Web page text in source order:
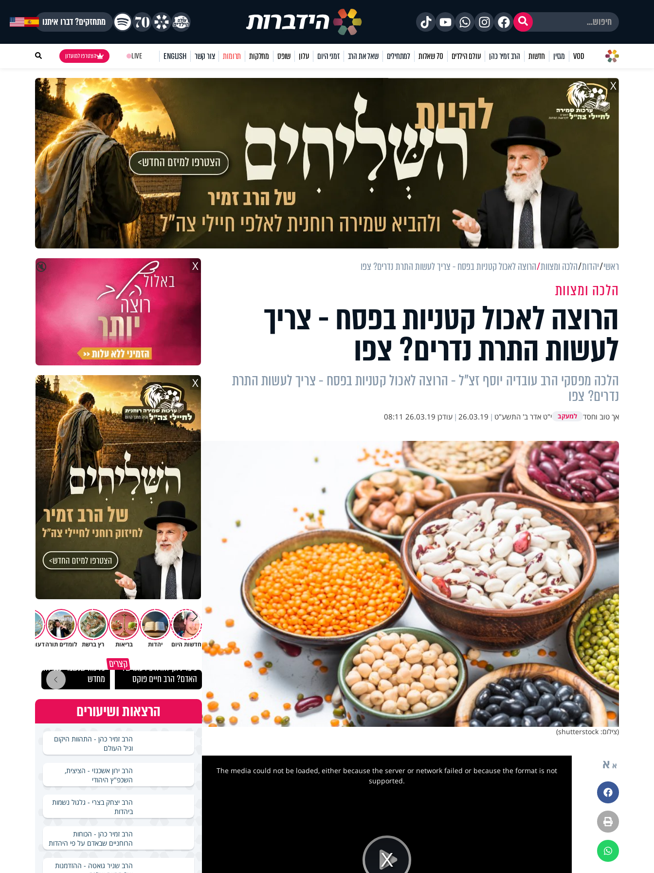
מתחזקים? דברו איתנו
VOD מגזין חדשות הרב זמיר כהן עולם הילדים 70 שאלות למתחילים שאל את הרב זמני היום עלון שופס מחלקות תרומות צור קשר ENGLISH
LIVE הצטרפו למועדון
X
ראשי יהדות הלכה ומצוות הרוצה לאכול קטניות בפסח - צריך לעשות התרת נדרים? צפו
הלכה ומצוות
הרוצה לאכול קטניות בפסח - צריך
לעשות התרת נדרים? צפו
הלכה מפסקי הרב עובדיה יוסף זצ"ל - הרוצה לאכול קטניות בפסח - צריך לעשות התרת
נדרים? צפו
אך טוב וחסד למעקב י"ט אדר ב' התשע"ט |
26.03.19
| עודכן 26.03.19 08:11
(צילום: shutterstock)
א א
פייסבוק
הדפסה
ווטסאפ
The media could not be loaded, either because the server or network failed or because the format is not
supported.
🔇 X
X
חדשות היום יהדות בריאות רץ ברשת לומדים תורהדעות וטורים
קצריםכיצד ניתן להרחיב דעתו של
האדם? הרב חיים פוקס
כל מה שנשבר יכול להיבנות
מחדש
הרצאות ושיעורים
הרב זמיר כהן - התהוות היקום
וגיל העולם
הרב ירון אשכנזי - הציצית,
השכפ"ץ היהודי
הרב יצחק בצרי - גלגול נשמות
ביהדות
הרב זמיר כהן - הכוחות
הרוחניים שבאדם על פי היהדות
הרב שניר גואטה - ההזדמנות